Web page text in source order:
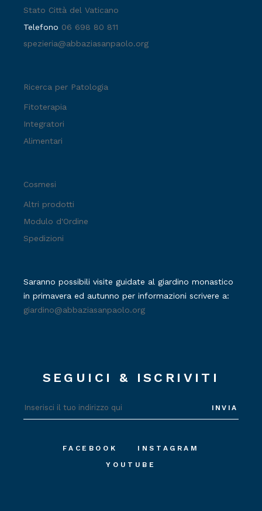
Stato Città del Vaticano
Telefono 06 698 80 811
spezieria@abbaziasanpaolo.org
Ricerca per Patologia
Fitoterapia
Integratori
Alimentari
Cosmesi
Altri prodotti
Modulo d'Ordine
Spedizioni
Saranno possibili visite guidate al giardino monastico
in primavera ed autunno per informazioni scrivere a:
giardino@abbaziasanpaolo.org
SEGUICI & ISCRIVITI
INVIA
FACEBOOK
INSTAGRAM
YOUTUBE